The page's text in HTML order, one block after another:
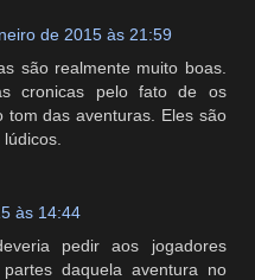
de 2015 às 21:59
são realmente muito boas.
cronicas pelo fato de os
tom das aventuras. Eles são
às 14:44
pedir aos jogadores
daquela aventura no